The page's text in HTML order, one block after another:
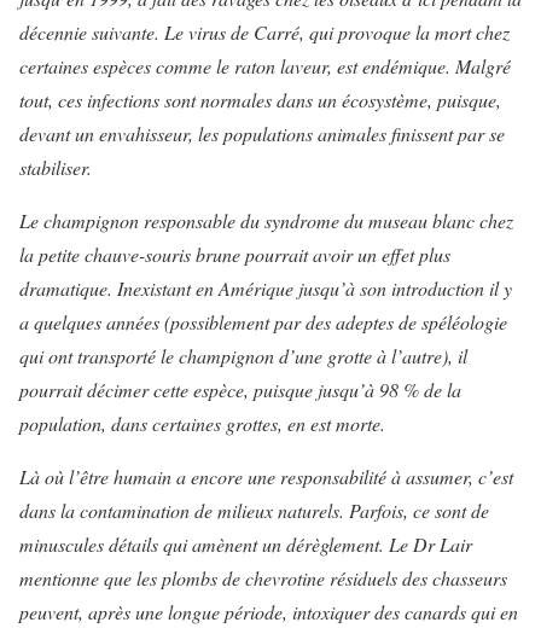
décennie suivante. Le virus de Carré, qui provoque la mort chez
certaines espèces comme le raton laveur, est endémique. Mal­gré
tout, ces infections sont nor­males dans un écosystème, puisque,
devant un envahisseur, les popula­tions animales finissent par se
sta­biliser.
Le champignon responsable du syndrome du museau blanc chez
la petite chauve-souris brune pour­rait avoir un effet plus
dramatique. Inexistant en Amérique jusqu’à son introduction il y
a quelques an­nées (possiblement par des adeptes de spéléologie
qui ont transporté le champignon d’une grotte à l’autre), il
pourrait décimer cette espèce, puisque jusqu’à 98 % de la
popula­tion, dans certaines grottes, en est morte.
Là où l’être humain a encore une responsabilité à assumer, c’est
dans la contamination de milieux naturels. Parfois, ce sont de
minus­cules détails qui amènent un dé­règlement. Le Dr Lair
mentionne que les plombs de chevrotine ré­siduels des chasseurs
peuvent, après une longue période, intoxi­quer des canards qui en